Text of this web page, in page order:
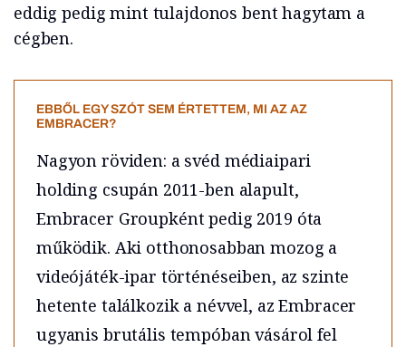
eddig pedig mint tulajdonos bent hagytam a
cégben.
EBBŐL EGY SZÓT SEM ÉRTETTEM, MI AZ AZ
EMBRACER?
Nagyon röviden: a svéd médiaipari
holding csupán 2011-ben alapult,
Embracer Groupként pedig 2019 óta
működik. Aki otthonosabban mozog a
videójáték-ipar történéseiben, az szinte
hetente találkozik a névvel, az Embracer
ugyanis brutális tempóban vásárol fel